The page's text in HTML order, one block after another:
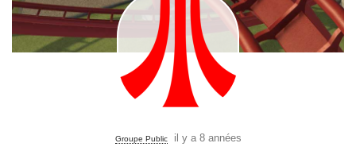
Groupe Public il y a 8 années